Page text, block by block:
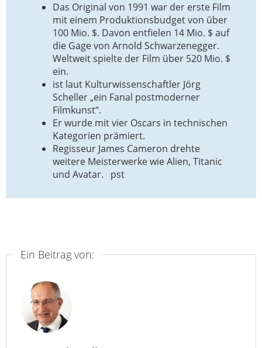
Das Original von 1991 war der erste Film
mit einem Produktionsbudget von über
100 Mio. $. Davon entfielen 14 Mio. $ auf
die Gage von Arnold Schwarzenegger.
Weltweit spielte der Film über 520 Mio. $
ein.
ist laut Kulturwissenschaftler Jörg
Scheller „ein Fanal postmoderner
Filmkunst“.
Er wurde mit vier Oscars in technischen
Kategorien prämiert.
Regisseur James Cameron drehte
weitere Meisterwerke wie Alien, Titanic
und Avatar. pst
Ein Beitrag von: